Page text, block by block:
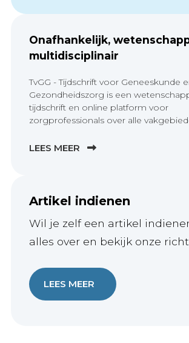
Onafhankelijk,
multidisciplinair
TvGG - Tijdschrift voor Geneeskunde
Gezondheidszorg is een
tijdschrift en online platform voor
zorgprofessionals over alle
LEES MEER
Artikel indienen
Wil je zelf een artikel
alles over en bekijk onze
LEES MEER